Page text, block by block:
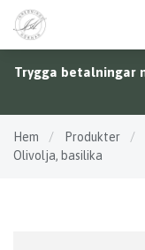
Trygga betalningar
Hem / Produkter /
Olivolja, basilika